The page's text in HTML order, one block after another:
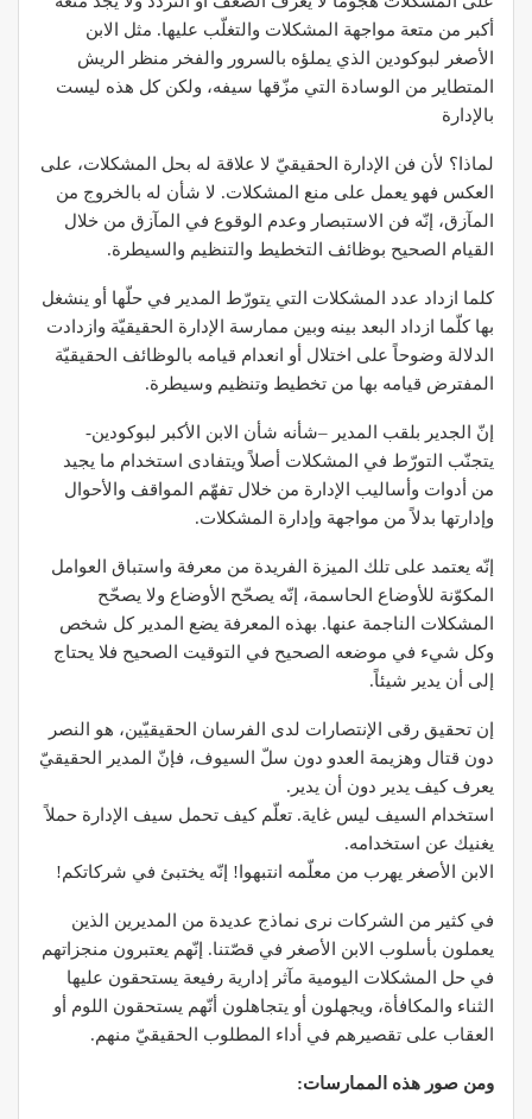
أكبر من متعة مواجهة المشكلات والتغلّب عليها. مثل الابن
الأصغر لبوكودين الذي يملؤه بالسرور والفخر منظر الريش
المتطاير من الوسادة التي مزّقها سيفه، ولكن كل هذه ليست
بالإدارة
لماذا؟ لأن فن الإدارة الحقيقيّ لا علاقة له بحل المشكلات، على
العكس فهو يعمل على منع المشكلات. لا شأن له بالخروج من
المآزق، إنّه فن الاستبصار وعدم الوقوع في المآزق من خلال
القيام الصحيح بوظائف التخطيط والتنظيم والسيطرة.
كلما ازداد عدد المشكلات التي يتورّط المدير في حلّها أو ينشغل
بها كلّما ازداد البعد بينه وبين ممارسة الإدارة الحقيقيّة وازدادت
الدلالة وضوحاً على اختلال أو انعدام قيامه بالوظائف الحقيقيّة
المفترض قيامه بها من تخطيط وتنظيم وسيطرة.
إنّ الجدير بلقب المدير –شأنه شأن الابن الأكبر لبوكودين-
يتجنّب التورّط في المشكلات أصلاً ويتفادى استخدام ما يجيد
من أدوات وأساليب الإدارة من خلال تفهّم المواقف والأحوال
وإدارتها بدلاً من مواجهة وإدارة المشكلات.
إنّه يعتمد على تلك الميزة الفريدة من معرفة واستباق العوامل
المكوّنة للأوضاع الحاسمة، إنّه يصحّح الأوضاع ولا يصحّح
المشكلات الناجمة عنها. بهذه المعرفة يضع المدير كل شخص
وكل شيء في موضعه الصحيح في التوقيت الصحيح فلا يحتاج
إلى أن يدير شيئاً.
إن تحقيق رقى الإنتصارات لدى الفرسان الحقيقيّين، هو النصر
دون قتال وهزيمة العدو دون سلّ السيوف، فإنّ المدير الحقيقيّ
يعرف كيف يدير دون أن يدير.
استخدام السيف ليس غاية. تعلّم كيف تحمل سيف الإدارة حملاً
يغنيك عن استخدامه.
الابن الأصغر يهرب من معلّمه انتبهوا! إنّه يختبئ في شركاتكم!
في كثير من الشركات نرى نماذج عديدة من المديرين الذين
يعملون بأسلوب الابن الأصغر في قصّتنا. إنّهم يعتبرون منجزاتهم
في حل المشكلات اليومية مآثر إدارية رفيعة يستحقون عليها
الثناء والمكافأة، ويجهلون أو يتجاهلون أنّهم يستحقون اللوم أو
العقاب على تقصيرهم في أداء المطلوب الحقيقيّ منهم.
ومن صور هذه الممارسات: